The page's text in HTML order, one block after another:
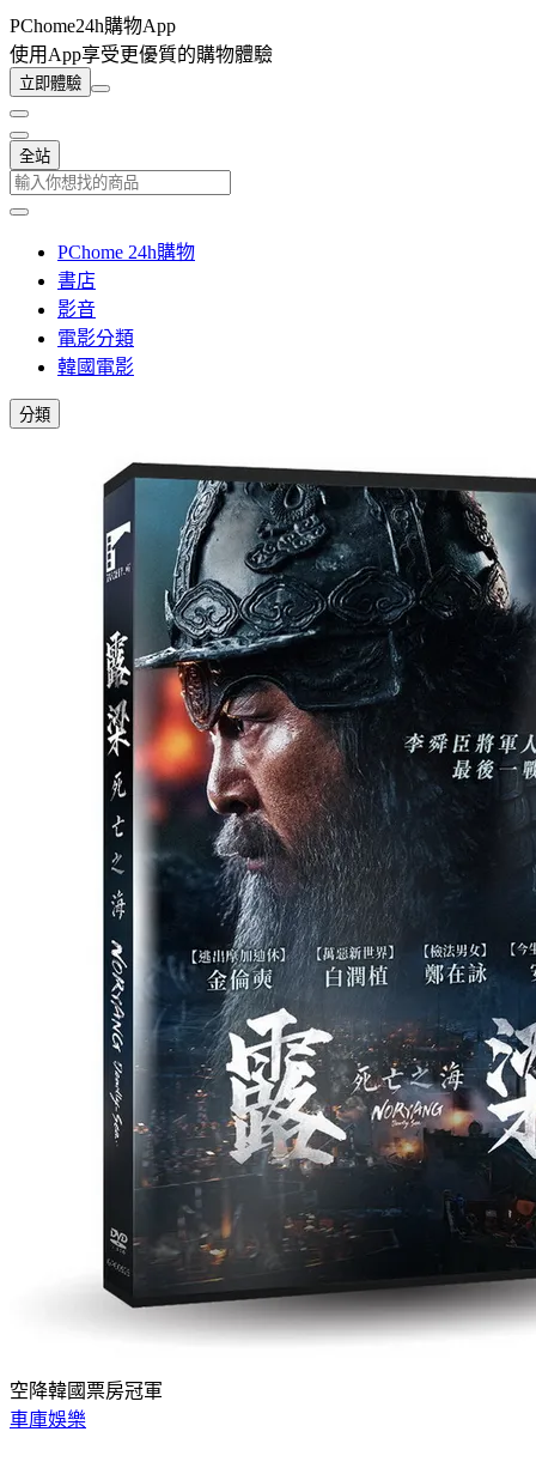
PChome24h購物App
使用App享受更優質的購物體驗
立即體驗
全站
PChome 24h購物
書店
影音
電影分類
韓國電影
分類
空降韓國票房冠軍
車庫娛樂